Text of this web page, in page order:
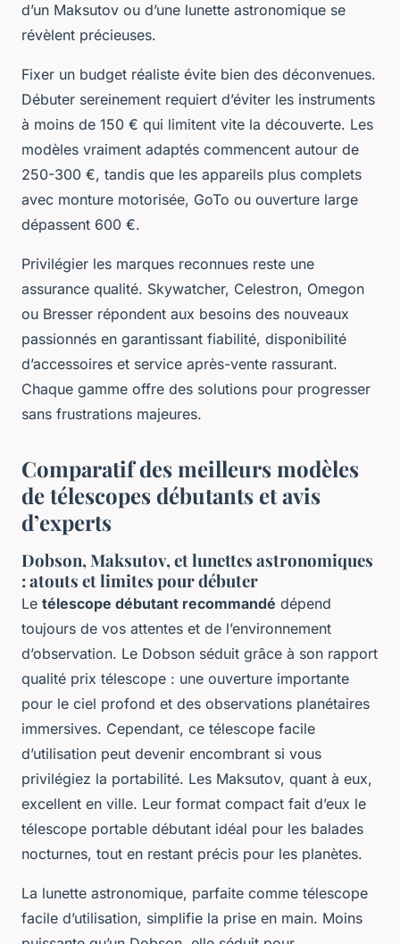
d’un Maksutov ou d’une lunette astronomique se
révèlent précieuses.
Fixer un budget réaliste évite bien des déconvenues.
Débuter sereinement requiert d’éviter les instruments
à moins de 150 € qui limitent vite la découverte. Les
modèles vraiment adaptés commencent autour de
250-300 €, tandis que les appareils plus complets
avec monture motorisée, GoTo ou ouverture large
dépassent 600 €.
Privilégier les marques reconnues reste une
assurance qualité. Skywatcher, Celestron, Omegon
ou Bresser répondent aux besoins des nouveaux
passionnés en garantissant fiabilité, disponibilité
d’accessoires et service après-vente rassurant.
Chaque gamme offre des solutions pour progresser
sans frustrations majeures.
Comparatif des meilleurs modèles
de télescopes débutants et avis
d’experts
Dobson, Maksutov, et lunettes astronomiques
: atouts et limites pour débuter
Le télescope débutant recommandé dépend
toujours de vos attentes et de l’environnement
d’observation. Le Dobson séduit grâce à son rapport
qualité prix télescope : une ouverture importante
pour le ciel profond et des observations planétaires
immersives. Cependant, ce télescope facile
d’utilisation peut devenir encombrant si vous
privilégiez la portabilité. Les Maksutov, quant à eux,
excellent en ville. Leur format compact fait d’eux le
télescope portable débutant idéal pour les balades
nocturnes, tout en restant précis pour les planètes.
La lunette astronomique, parfaite comme télescope
facile d’utilisation, simplifie la prise en main. Moins